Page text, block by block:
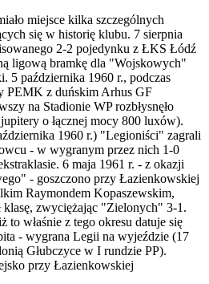
miejsce kilka szczególnych
się w historię klubu. 7 sierpnia
2-2 pojedynku z ŁKS Łódź
ligową bramkę dla "Wojskowych"
5 października 1960 r., podczas
PEMK z duńskim Arhus GF
na Stadionie WP rozbłysnęło
o łącznej mocy 800 luxów).
1960 r.) "Legioniści" zagrali
- w wygranym przez nich 1-0
6 maja 1961 r. - z okazji
- goszczono przy Łazienkowskiej
Raymondem Kopaszewskim,
klasę, zwyciężając "Zielonych" 3-1.
to właśnie z tego okresu datuje się
- wygrana Legii na wyjeździe (17
Głubczyce w I rundzie PP).
przy Łazienkowskiej